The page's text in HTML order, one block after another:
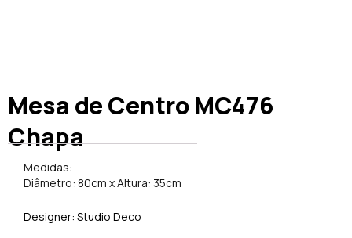
Mesa de Centro MC476
Chapa
Medidas:
Diâmetro: 80cm x Altura: 35cm
Designer: Studio Deco